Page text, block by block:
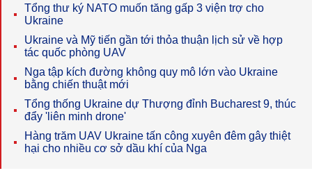
Tổng thư ký NATO muốn tăng gấp 3 viện trợ cho
Ukraine
Ukraine và Mỹ tiến gần tới thỏa thuận lịch sử về hợp
tác quốc phòng UAV
Nga tập kích đường không quy mô lớn vào Ukraine
bằng chiến thuật mới
Tổng thống Ukraine dự Thượng đỉnh Bucharest 9, thúc
đẩy 'liên minh drone'
Hàng trăm UAV Ukraine tấn công xuyên đêm gây thiệt
hại cho nhiều cơ sở dầu khí của Nga